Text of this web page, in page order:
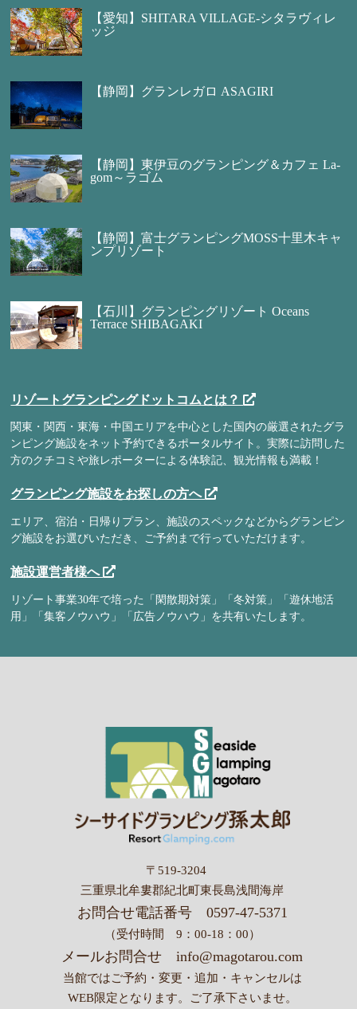
【愛知】SHITARA VILLAGE-シタラヴィレ
ッジ
【静岡】グランレガロ ASAGIRI
【静岡】東伊豆のグランピング＆カフェ La-
gom～ラゴム
【静岡】富士グランピングMOSS十里木キャ
ンプリゾート
【石川】グランピングリゾート Oceans
Terrace SHIBAGAKI
リゾートグランピングドットコムとは？
関東・関西・東海・中国エリアを中心とした国内の厳選されたグラ
ンピング施設をネット予約できるポータルサイト。実際に訪問した
方のクチコミや旅レポーターによる体験記、観光情報も満載！
グランピング施設をお探しの方へ
エリア、宿泊・日帰りプラン、施設のスペックなどからグランピン
グ施設をお選びいただき、ご予約まで行っていただけます。
施設運営者様へ
リゾート事業30年で培った「閑散期対策」「冬対策」「遊休地活
用」「集客ノウハウ」「広告ノウハウ」を共有いたします。
〒519-3204
三重県北牟婁郡紀北町東長島浅間海岸
お問合せ電話番号 0597-47-5371
（受付時間 9：00-18：00）
メールお問合せinfo@magotarou.com
当館ではご予約・変更・追加・キャンセルは
WEB限定となります。
ご了承下さいませ。